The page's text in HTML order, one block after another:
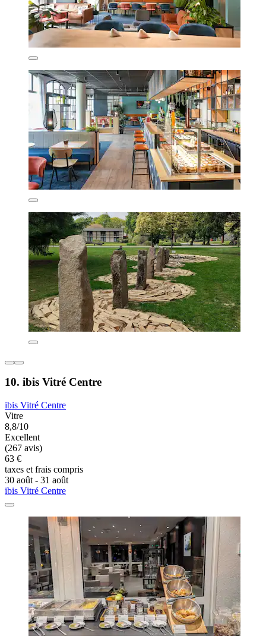
10. ibis Vitré Centre
ibis Vitré Centre
Vitre
8,8/10
Excellent
(267 avis)
63 €
taxes et frais compris
30 août - 31 août
ibis Vitré Centre